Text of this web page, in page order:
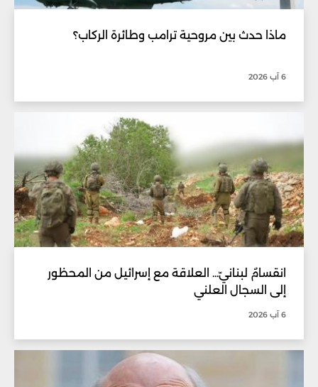
ماذا حدث بين مروحية ترامب وطائرة الركاب؟
6 آب 2026
انقسامٌ لبنانيّ... العلاقة مع إسرائيل من المحظور
إلى السجال العلني
6 آب 2026